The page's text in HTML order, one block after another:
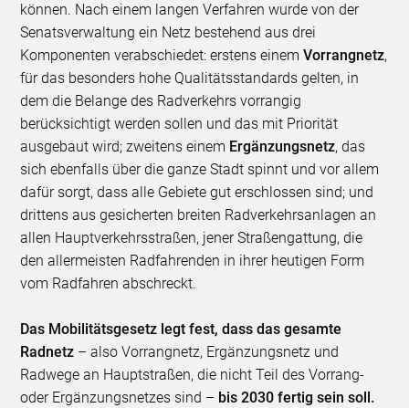
können. Nach einem langen Verfahren wurde von der
Senatsverwaltung ein Netz bestehend aus drei
Komponenten verabschiedet: erstens einemVorrangnetz,
für das besonders hohe Qualitätsstandards gelten, in
dem die Belange des Radverkehrs vorrangig
berücksichtigt werden sollen und das mit Priorität
ausgebaut wird; zweitens einem Ergänzungsnetz, das
sich ebenfalls über die ganze Stadt spinnt und vor allem
dafür sorgt, dass alle Gebiete gut erschlossen sind; und
drittens aus gesicherten breiten Radverkehrsanlagen an
allen Hauptverkehrsstraßen, jener Straßengattung, die
den allermeisten Radfahrenden in ihrer heutigen Form
vom Radfahren abschreckt.
Das Mobilitätsgesetz legt fest, dass das gesamte
Radnetz – also Vorrangnetz, Ergänzungsnetz und
Radwege an Hauptstraßen, die nicht Teil des Vorrang-
oder Ergänzungsnetzes sind – bis 2030 fertig sein soll.